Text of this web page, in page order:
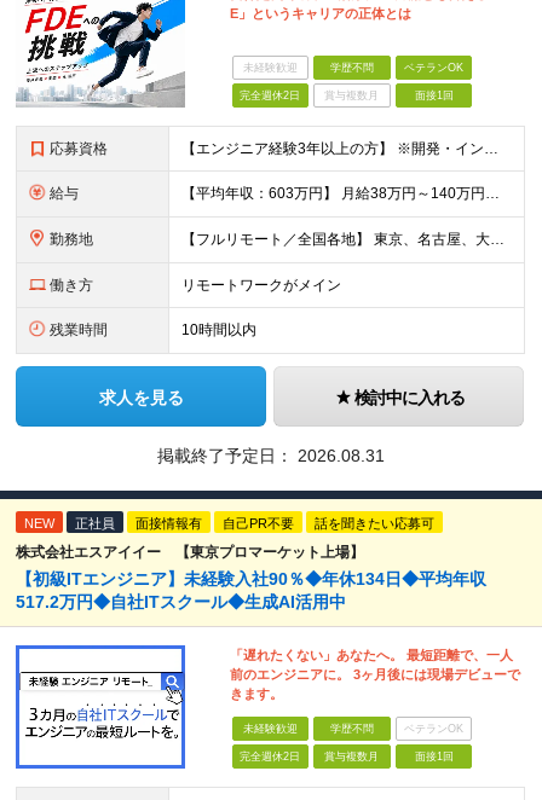
E」というキャリアの正体とは
未経験歓迎 学歴不問 ベテランOK
完全週休2日 賞与複数月 面接1回
応募資格 【エンジニア経験3年以上の方】 ※開発・インフラ・工程・言語一切不問 ※文理・学歴不問 【歓迎条件】 ◆Python実務経験がある方 ◆LLM・生成AIを使った開発経験がある方 ◆要件定義・顧客折衝
給与 【平均年収：603万円】 月給38万円～140万円＋諸手当（経験者） 【平均年収603万円】 ※案件の契約内容や昇給額などはすべて開示します。 ※経験や能力を考慮し決定します。 ※月給には固定残業
勤務地 【フルリモート／全国各地】 東京、名古屋、大阪、福岡を中心とした全国のプロジェクトにアサイン。 ※プロジェクトは完全選択制です。 ※フルリモート、ハイブリッド型、常駐案件から自由に選択可能です。 ※転
働き方 リモートワークがメイン
残業時間 10時間以内
求人を見る 検討中に入れる
掲載終了予定日： 2026.08.31
NEW 正社員 面接情報有 自己PR不要 話を聞きたい応募可
株式会社エスアイイー 【東京プロマーケット上場】
【初級ITエンジニア】未経験入社90％◆年休134日◆平均年収
517.2万円◆自社ITスクール◆生成AI活用中
「遅れたくない」あなたへ。 最短距離で、一人
前のエンジニアに。 3ヶ月後には現場デビューで
きます。
未経験歓迎 学歴不問 ベテランOK
完全週休2日 賞与複数月 面接1回